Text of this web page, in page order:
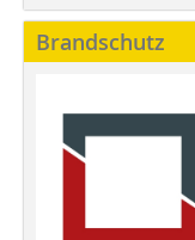
Brandschutz